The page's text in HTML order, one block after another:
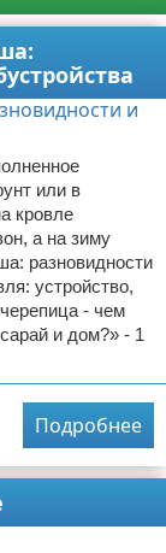
или в
кровле
а на зиму
разновидности
устройство,
- чем
и дом?» - 1
Подробнее